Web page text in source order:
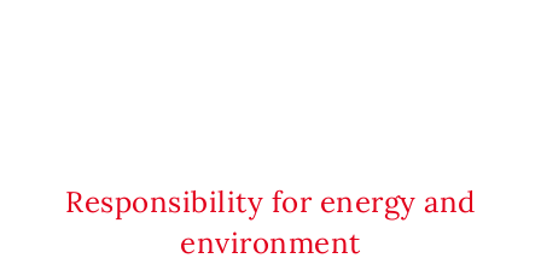
Responsibility for energy and
environment